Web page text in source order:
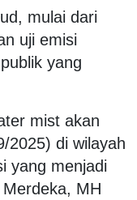
mulai dari
uji emisi
yang
mist akan
2025) di wilayah
yang menjadi
MH